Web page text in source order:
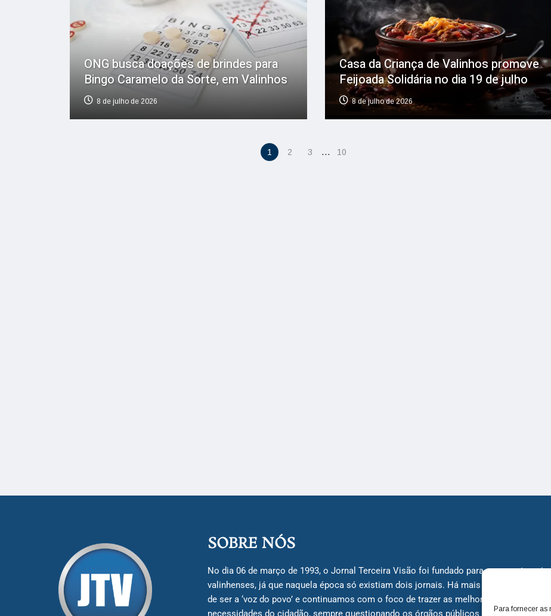
Para fornecer
ONG busca doações de brindes para
Bingo Caramelo da Sorte, em Valinhos
8 de julho de 2026
Casa da Criança de Valinhos promove
Feijoada Solidária no dia 19 de julho
8 de julho de 2026
1 2 3 … 10
SOBRE NÓS
No dia 06 de março de 1993, o Jornal Terceira Visão foi fundado para ser uma
valinhenses, já que naquela época só existiam dois jornais. Há mais de 30 anos, o
de ser a ‘voz do povo’ e continuamos com o foco de trazer as melhores notícias.
necessidades do cidadão, sempre questionando os órgãos públicos em busca de